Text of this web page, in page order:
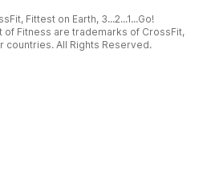
Fittest on Earth, 3...2...1...Go!
of Fitness are trademarks of CrossFit,
countries. All Rights Reserved.